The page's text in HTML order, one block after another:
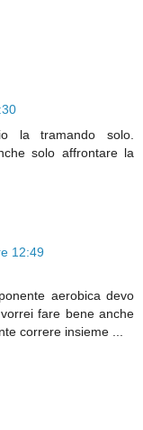
la tramando solo.
solo affrontare la
12:49
aerobica devo
fare bene anche
correre insieme ...